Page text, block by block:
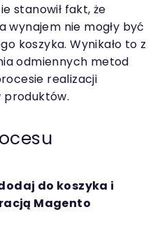
stanowił fakt, że
wynajem nie mogły być
koszyka. Wynikało to z
odmiennych metod
realizacji
produktów.
do koszyka i
Magento